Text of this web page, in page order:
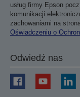
usług firmy Epson
komunikacji
zachowaniami na
Oświadczeniu o
Odwiedź nas